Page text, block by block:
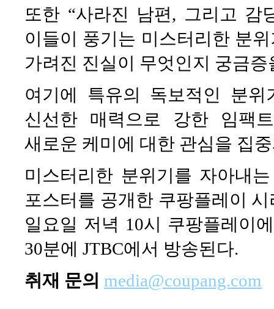
또한 “사라진 남편, 그리고 감
이들이 풍기는 미스터리한 분
가려진 진실이 무엇인지 궁금증
여기에 특유의 독보적인 분
신선한 매력으로 강한 임팩
새로운 케미에 대한 관심을 집
미스터리한 분위기를 자아내
포스터를 공개한 쿠팡플레이
일요일 저녁 10시 쿠팡플레이
30분에 JTBC에서 방송된다.
취재 문의 media@coupang.com